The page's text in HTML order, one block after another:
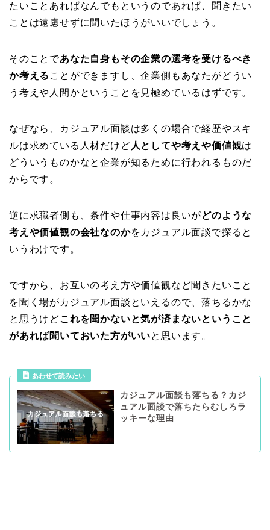
たいことあればなんでもというのであれば、聞きたい
ことは遠慮せずに聞いたほうがいいでしょう。
そのことであなた自身もその企業の選考を受けるべき
か考える ことができますし、企業側もあなたがどうい
う考えや人間かということを見極めているはずです。
なぜなら、カジュアル面談は多くの場合で経歴やスキ
ルは求めている人材だけど人としてや考えや価値観は
どういうものかなと企業が知るために行われるものだ
からです。
逆に求職者側も、条件や仕事内容は良いがどのような
考えや価値観の会社なのかをカジュアル面談で探ると
いうわけです。
ですから、お互いの考え方や価値観など聞きたいこと
を聞く場がカジュアル面談といえるので、落ちるかな
と思うけどこれを聞かないと気が済まないということ
があれば聞いておいた方がいいと思います。
あわせて読みたい
カジュアル面談も落ちる？カジ
ュアル面談で落ちたらむしろラ
ッキーな理由